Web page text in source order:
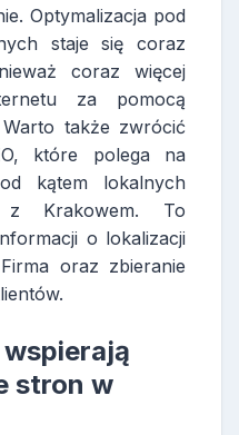
Optymalizacja pod
staje się coraz
coraz więcej
za pomocą
także zwrócić
które polega na
kątem lokalnych
z Krakowem. To
o lokalizacji
oraz zbieranie
stron w